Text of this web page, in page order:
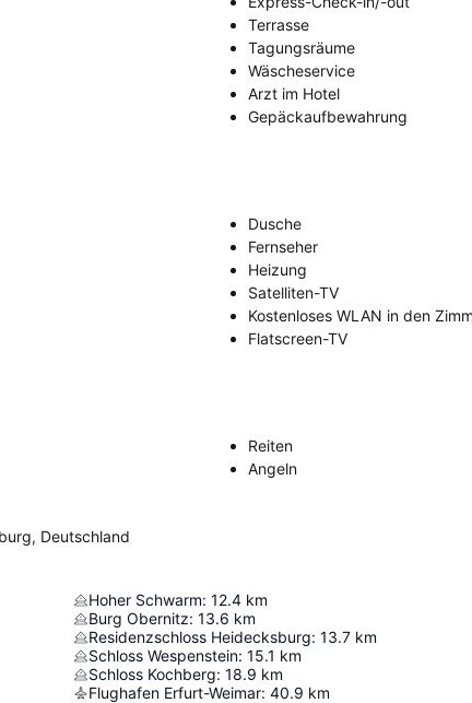
Terrasse
Tagungsräume
Wäscheservice
Arzt im Hotel
Gepäckaufbewahrung
Dusche
Fernseher
Heizung
Satelliten-TV
Kostenloses WLAN in den
Flatscreen-TV
Reiten
Angeln
Deutschland
Hoher Schwarm: 12.4 km
Burg Obernitz: 13.6 km
Residenzschloss Heidecksburg: 13.7 km
Schloss Wespenstein: 15.1 km
Schloss Kochberg: 18.9 km
Flughafen Erfurt-Weimar: 40.9 km